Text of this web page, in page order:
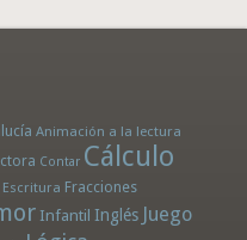
Animación a la lectura
Contar Cálculo
Escritura Fracciones
Infantil Inglés Juego